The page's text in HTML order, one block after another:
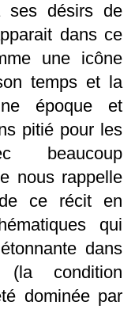
ses désirs de
dans ce
une icône
temps et la
époque et
pitié pour les
beaucoup
nous rappelle
ce récit en
qui
dans
(la condition
dominée par